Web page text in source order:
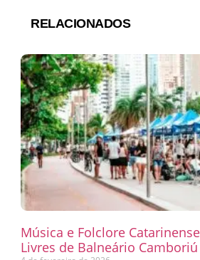
RELACIONADOS
Música e Folclore
Livres de Balneário